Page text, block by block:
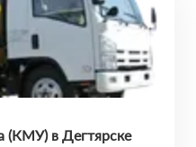
(КМУ) в Дегтярске